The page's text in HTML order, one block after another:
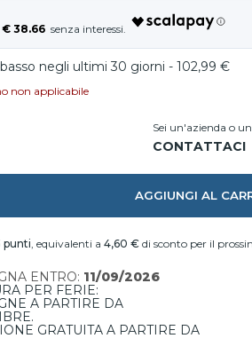
€ 38.66
negli ultimi 30 giorni - 102,99 €
non applicabile
Sei un'azienda o
AGGIUNGI AL
punti, equivalenti a 4,60 € di sconto per il
ENTRO: 11/09/2026
PER FERIE:
A PARTIRE DA
GRATUITA A PARTIRE DA